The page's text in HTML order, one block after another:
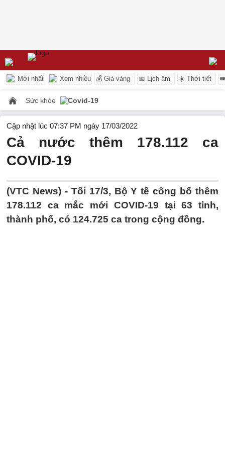
Mới nhất Xem nhiều 💰 Giá vàng 📅 Lịch âm ☀️ Thời tiết
Sức khỏe Covid-19
Cập nhật lúc 07:37 PM ngày 17/03/2022
Cả nước thêm 178.112 ca
COVID-19
(VTC News) - Tối 17/3, Bộ Y tế công bố thêm
178.112 ca mắc mới COVID-19 tại 63 tỉnh,
thành phố, có 124.725 ca trong cộng đồng.